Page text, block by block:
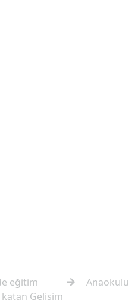
eğitim
Gelişim
Anaokulu